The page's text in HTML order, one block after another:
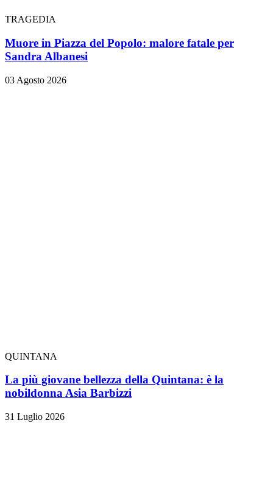
TRAGEDIA
Muore in Piazza del Popolo: malore fatale per
Sandra Albanesi
03 Agosto 2026
QUINTANA
La più giovane bellezza della Quintana: è la
nobildonna Asia Barbizzi
31 Luglio 2026